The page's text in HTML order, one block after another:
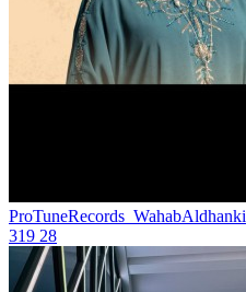
ProTuneRecords_WahabAldhanki
319 28